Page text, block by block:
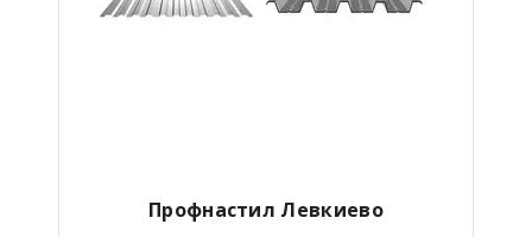
Профнастил Левкиево